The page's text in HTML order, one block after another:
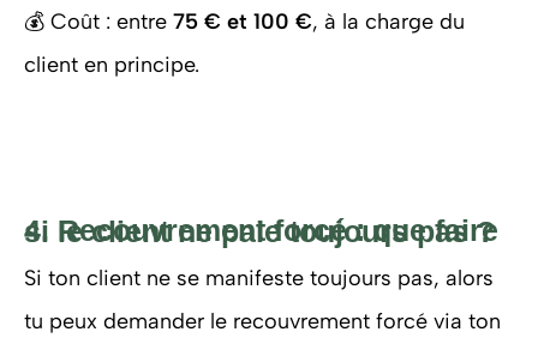
💰 Coût : entre 75 € et 100 €, à la charge du
client en principe.
4. Recouvrement forcé : que faire si le client ne paie toujours pas ?
Si ton client ne se manifeste toujours pas, alors
tu peux demander le recouvrement forcé via ton